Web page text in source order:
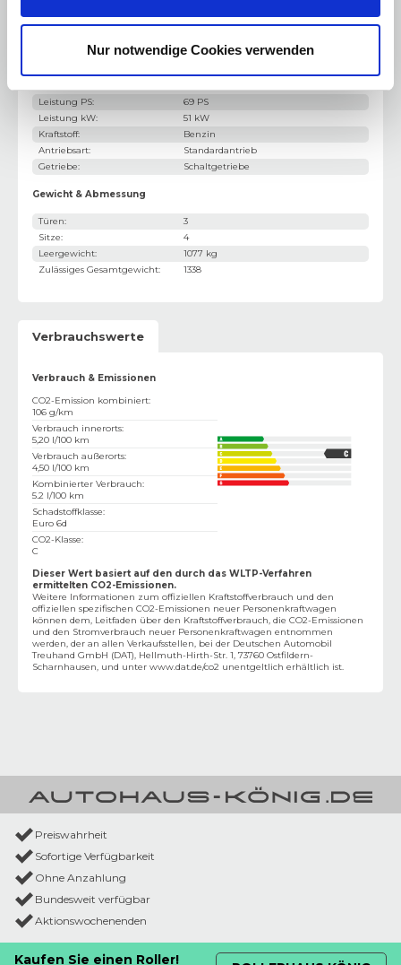
Nur notwendige Cookies verwenden
Motorisierung & Leistung
Leistung PS:
69 PS
Leistung kW:
51 kW
Kraftstoff:
Benzin
Antriebsart:
Standardantrieb
Getriebe: Schaltgetriebe
Gewicht & Abmessung
Türen:
3
Sitze:
4
Leergewicht:
1077 kg
Zulässiges Gesamtgewicht: 1338
Verbrauchswerte
Verbrauch & Emissionen
CO2-Emission kombiniert:
106 g/km
Verbrauch innerorts:
5,20 l/100 km
Verbrauch außerorts:
4,50 l/100 km
Kombinierter Verbrauch:
5.2 l/100 km
Schadstoffklasse:
Euro 6d
CO2-Klasse:
C
Dieser Wert basiert auf den durch das WLTP-Verfahren
ermittelten CO2-Emissionen.
Weitere Informationen zum offiziellen Kraftstoffverbrauch und den
offiziellen spezifischen CO2-Emissionen neuer Personenkraftwagen
können dem‚ Leitfaden über den Kraftstoffverbrauch, die CO2-Emissionen
und den Stromverbrauch neuer Personenkraftwagen entnommen
werden, der an allen Verkaufsstellen, bei der Deutschen Automobil
Treuhand GmbH (DAT), Hellmuth-Hirth-Str. 1, 73760 Ostfildern-
Scharnhausen, und unter www.dat.de/co2 unentgeltlich erhältlich ist.
Preiswahrheit
Sofortige Verfügbarkeit
Ohne Anzahlung
Bundesweit verfügbar
Aktionswochenenden
Kaufen Sie einen Roller!